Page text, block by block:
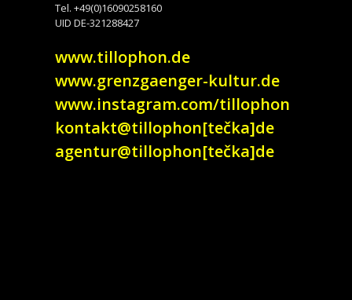
Tel. +49(0)16090258160
UID DE-321288427
www.tillophon.de
www.grenzgaenger-kultur.de
www.instagram.com/tillophon
kontakt@tillophon[tečka]de
agentur@tillophon[tečka]de